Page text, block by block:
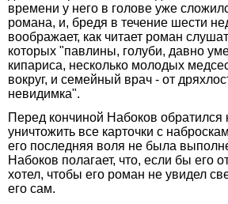
времени у него в голове уже
романа, и, бредя в течение шести
воображает, как читает роман
которых "павлины, голуби, давно
кипариса, несколько молодых
вокруг, и семейный врач - от
невидимка".
Перед кончиной Набоков обратился
уничтожить все карточки с
его последняя воля не была
Набоков полагает, что, если бы его
хотел, чтобы его роман не увидел
его сам.